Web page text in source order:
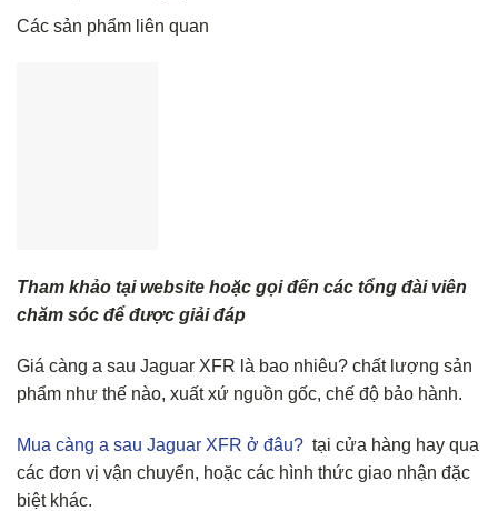
Các sản phẩm liên quan
Tham khảo tại website hoặc gọi đến các tổng đài viên
chăm sóc để được giải đáp
Giá càng a sau Jaguar XFR là bao nhiêu? chất lượng sản
phẩm như thế nào, xuất xứ nguồn gốc, chế độ bảo hành.
Mua càng a sau Jaguar XFR ở đâu? tại cửa hàng hay qua
các đơn vị vận chuyển, hoặc các hình thức giao nhận đặc
biệt khác.